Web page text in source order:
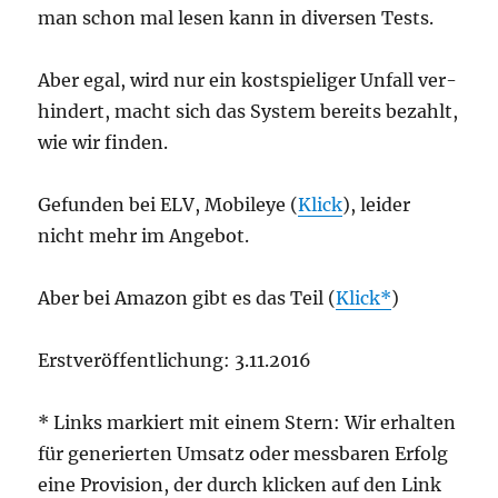
man schon mal lesen kann in diver­sen Tests.
Aber egal, wird nur ein kost­spie­li­ger Unfall ver­
hin­dert, macht sich das Sys­tem bereits bezahlt,
wie wir finden.
Gefun­den bei ELV, Mobi­leye (Klick), lei­der
nicht mehr im Angebot.
Aber bei Ama­zon gibt es das Teil (Klick )
Erst­ver­öf­fent­li­chung: 3.11.2016
* Links mar­kiert mit einem Stern: Wir erhal­ten
für gene­rier­ten Umsatz oder mess­ba­ren Erfolg
eine Pro­vi­si­on, der durch kli­cken auf den Link